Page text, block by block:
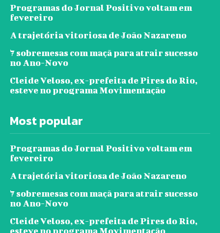
Programas do Jornal Positivo voltam em
fevereiro
A trajetória vitoriosa de João Nazareno
7 sobremesas com maçã para atrair sucesso
no Ano-Novo
Cleide Veloso, ex-prefeita de Pires do Rio,
esteve no programa Movimentação
Most popular
Programas do Jornal Positivo voltam em
fevereiro
A trajetória vitoriosa de João Nazareno
7 sobremesas com maçã para atrair sucesso
no Ano-Novo
Cleide Veloso, ex-prefeita de Pires do Rio,
esteve no programa Movimentação